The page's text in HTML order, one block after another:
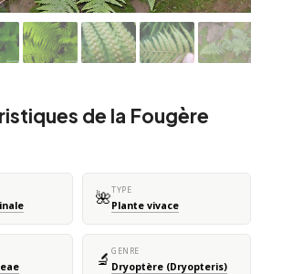
de la Fougère
🌺TYPE
Plante vivace
🔬 GENRE
Dryoptère (Dryopteris)